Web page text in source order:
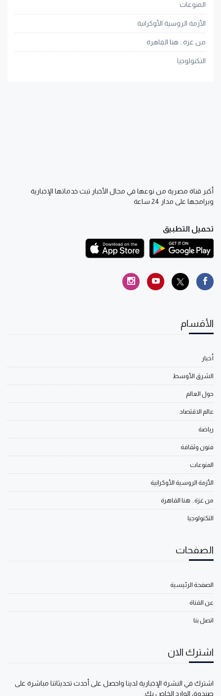
المنوعات
الأزمة الروسية الأوكرانية
من غزة.. هنا القاهرة
التكنولوجيا
أكبر قناة مصرية من نوعها في مجال الأخبار تبث خدماتها الإخبارية
وبرامجها على مدار 24 ساعة
تحميل التطبيق
الأقسام
أخبار
الشرق الأوسط
حول العالم
عالم الاقتصاد
رياضة
فنون وثقافة
المنوعات
الأزمة الروسية الأوكرانية
من غزة.. هنا القاهرة
التكنولوجيا
الصفحات
الصفحة الرئيسية
عن القناة
اتصل بنا
اشترك الان
اشترك في النشرة الإخبارية لدينا واحصل على أحدث تحديثاتنا مباشرة على
صندوق الوارد الخاص بك.